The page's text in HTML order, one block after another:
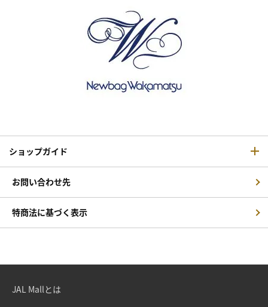
ショップガイド
お問い合わせ先
特商法に基づく表示
JAL Mallとは